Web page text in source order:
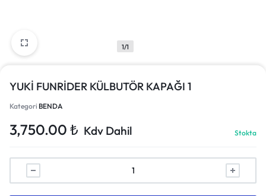
1/1
YUKİ FUNRİDER KÜLBUTÖR KAPAĞI 1
Kategori BENDA
3,750.00 ₺ Kdv Dahil Stokta